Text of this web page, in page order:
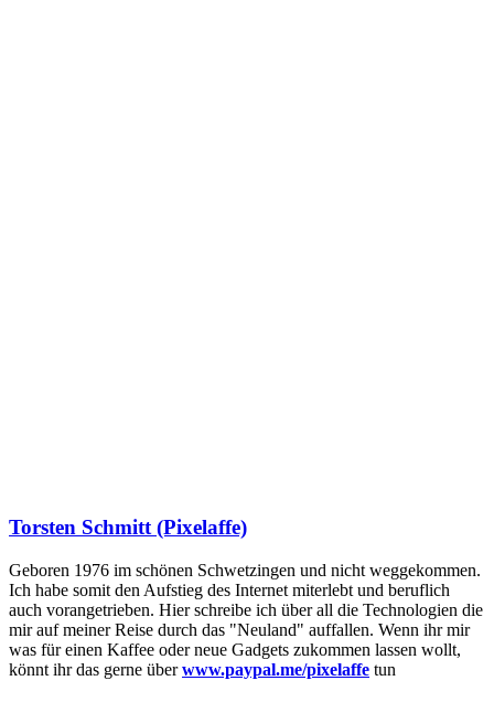
Torsten Schmitt (Pixelaffe)
Geboren 1976 im schönen Schwetzingen und nicht weggekommen.
Ich habe somit den Aufstieg des Internet miterlebt und beruflich
auch vorangetrieben. Hier schreibe ich über all die Technologien die
mir auf meiner Reise durch das "Neuland" auffallen. Wenn ihr mir
was für einen Kaffee oder neue Gadgets zukommen lassen wollt,
könnt ihr das gerne überwww.paypal.me/pixelaffe tun